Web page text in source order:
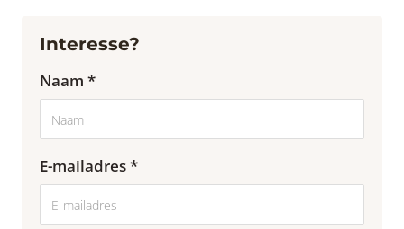
Interesse?
Naam *
E-mailadres *